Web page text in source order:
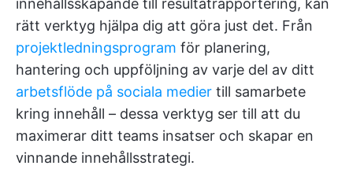
innehållsskapande till resultatrapportering, kan
rätt verktyg hjälpa dig att göra just det. Från
projektledningsprogram för planering,
hantering och uppföljning av varje del av ditt
arbetsflöde på sociala medier till samarbete
kring innehåll – dessa verktyg ser till att du
maximerar ditt teams insatser och skapar en
vinnande innehållsstrategi.